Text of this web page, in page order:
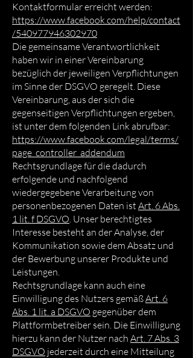
Kontaktformular erreicht werden:
https://www.facebook.com/help/contact
/540977946302970
Die gemeinsame Verantwortlichkeit
haben wir in einer Vereinbarung
bezüglich der jeweiligen Verpflichtungen
im Sinne der DSGVO geregelt. Diese
Vereinbarung, aus der sich die
gegenseitigen Verpflichtungen ergeben,
ist unter dem folgenden Link abrufbar:
https://www.facebook.com/legal/terms/
page_controller_addendum
Rechtsgrundlage für die dadurch
erfolgende und nachfolgend
wiedergegebene Verarbeitung von
personenbezogenen Daten ist Art. 6 Abs.
1 lit. f DSGVO. Unser berechtigtes
Interesse besteht an der Analyse, der
Kommunikation sowie dem Absatz und
der Bewerbung unserer Produkte und
Leistungen.
Rechtsgrundlage kann auch eine
Einwilligung des Nutzers gemäßArt. 6
Abs. 1 lit. a DSGVO gegenüber dem
Plattformbetreiber sein. Die Einwilligung
hierzu kann der Nutzer nach Art. 7 Abs. 3
DSGVO jederzeit durch eine Mitteilung